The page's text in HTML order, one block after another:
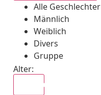
Alle Geschlechter
Männlich
Weiblich
Divers
Gruppe
Alter: